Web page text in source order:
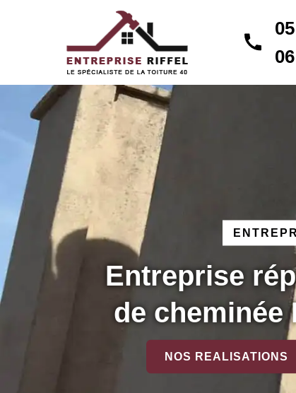
Entreprise
de cheminée
NOS REALISATIONS